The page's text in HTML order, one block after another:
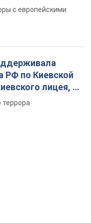
с европейскими
РФ по Киевской
лицея, её
террора